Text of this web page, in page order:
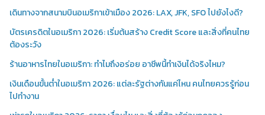
เดินทางจากสนามบินอเมริกาเข้าเมือง 2026: LAX, JFK, SFO ไปยังไงดี?
บัตรเครดิตในอเมริกา 2026: เริ่มต้นสร้าง Credit Score และสิ่งที่คนไทย
ต้องระวัง
ร้านอาหารไทยในอเมริกา: ทำไมถึงอร่อย อาชีพนี้ทำเงินได้จริงไหม?
เงินเดือนขั้นต่ำในอเมริกา 2026: แต่ละรัฐต่างกันแค่ไหน คนไทยควรรู้ก่อน
ไปทำงาน